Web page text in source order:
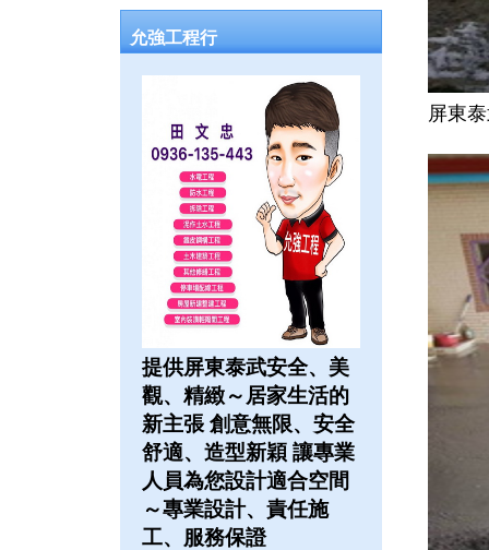
允強工程行
提供屏東泰武安全、美
觀、精緻～居家生活的
新主張 創意無限、安全
舒適、造型新穎 讓專業
人員為您設計適合空間
～專業設計、責任施
工、服務保證
屏東